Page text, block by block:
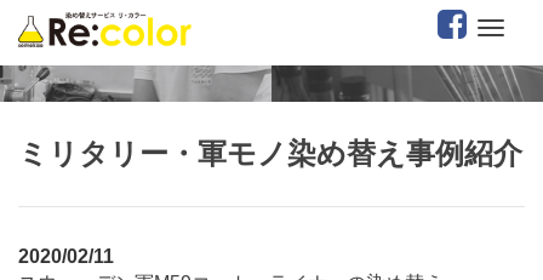
ミリタリー・軍モノ 染め替え事例紹介
2020/02/11